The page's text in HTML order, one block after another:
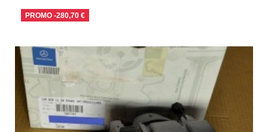
PROMO -280,70 €